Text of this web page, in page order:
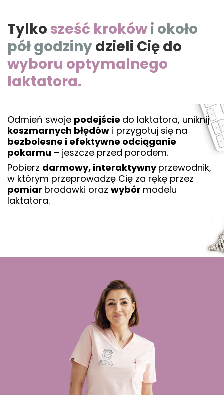
Tylkosześć krokówi około
pół godzinydzieli Cię do
wyboru optymalnego
laktatora.
Odmień swoje podejście do laktatora, uniknij
koszmarnych błędów i przygotuj się na
bezbolesne i efektywne odciąganie
pokarmu – jeszcze przed porodem.
Pobierz darmowy, interaktywnyprzewodnik,
w którym przeprowadzę Cię za rękę przez
pomiar brodawki oraz wybór modelu
laktatora.